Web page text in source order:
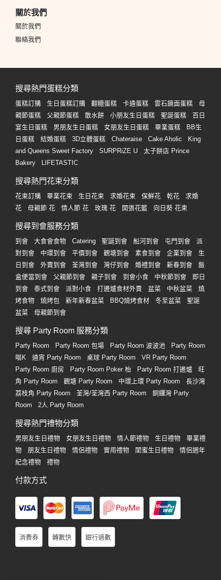
關於我們
關於我們
聯絡我們
搜尋熱門蛋糕分類
蛋糕訂購 生日蛋糕訂購 翻糖蛋糕 卡通蛋糕 雲石鏡面蛋糕
母
親節蛋糕
父親節蛋糕 散水餅 小朋友生日蛋糕 聖誕蛋糕
百日
宴生日蛋糕
男朋友生日蛋糕 女朋友生日蛋糕 畢業蛋糕
BB生
日蛋糕
結婚蛋糕 3D立體蛋糕 Chateraise Cake Aholic
King
and Queens Sweet Factory
SURPRiZE U
太子餅店 Prince
Bakery
LIFETASTIC
搜尋熱門花束分類
花束訂購 畢業花束 生日花束 求婚花束 保鮮花 乾花
求婚
花
母親節 花 情人節 花 玫瑰 花 開張花籃 向日葵 花束
搜尋到會服務分類
到會 大食會食物 Catering 聖誕到會 船河到會 屯門到會
派
對到會
中環到會 平價到會 觀塘到會 素食到會 企業到會
生
日到會
外賣到會 荃灣到會 灣仔到會 婚禮到會 新春到會
飯
盒便當到會
父親節到會 親子到會 到會小食 中秋節到會
即日
到會
泰式到會 派對小食 打邊爐食材外賣 盆菜 中秋盆菜
燒
烤食物
燒烤包 新年新春盆菜 BBQ燒烤食材 冬至盆菜
聖誕
盆菜
母親節到會
搜尋 Party Room 服務分類
Party Room Party Room 包場 Party Room 波波池
Party Room
唱K
通宵 Party Room 桌球 Party Room
VR Party Room
Party Room 廚房
Party Room Poker 枱 Party Room 打邊爐
旺
角 Party Room
觀塘 Party Room 中環上環 Party Room
長沙灣
荔枝角 Party Room
荃灣/荃灣西 Party Room
銅鑼灣 Party
Room
2人 Party Room
搜尋熱門禮物分類
男朋友生日禮物 女朋友生日禮物 情人節禮物 生日禮物
畢業禮
物
朋友生日禮物 情侶禮物 實用禮物 閨蜜生日禮物
情侶週年
紀念禮物
禮物
付款方式
消費券 轉數快 銀行過數